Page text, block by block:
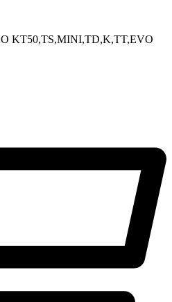
KT50,TS,MINI,TD,K,TT,EVO